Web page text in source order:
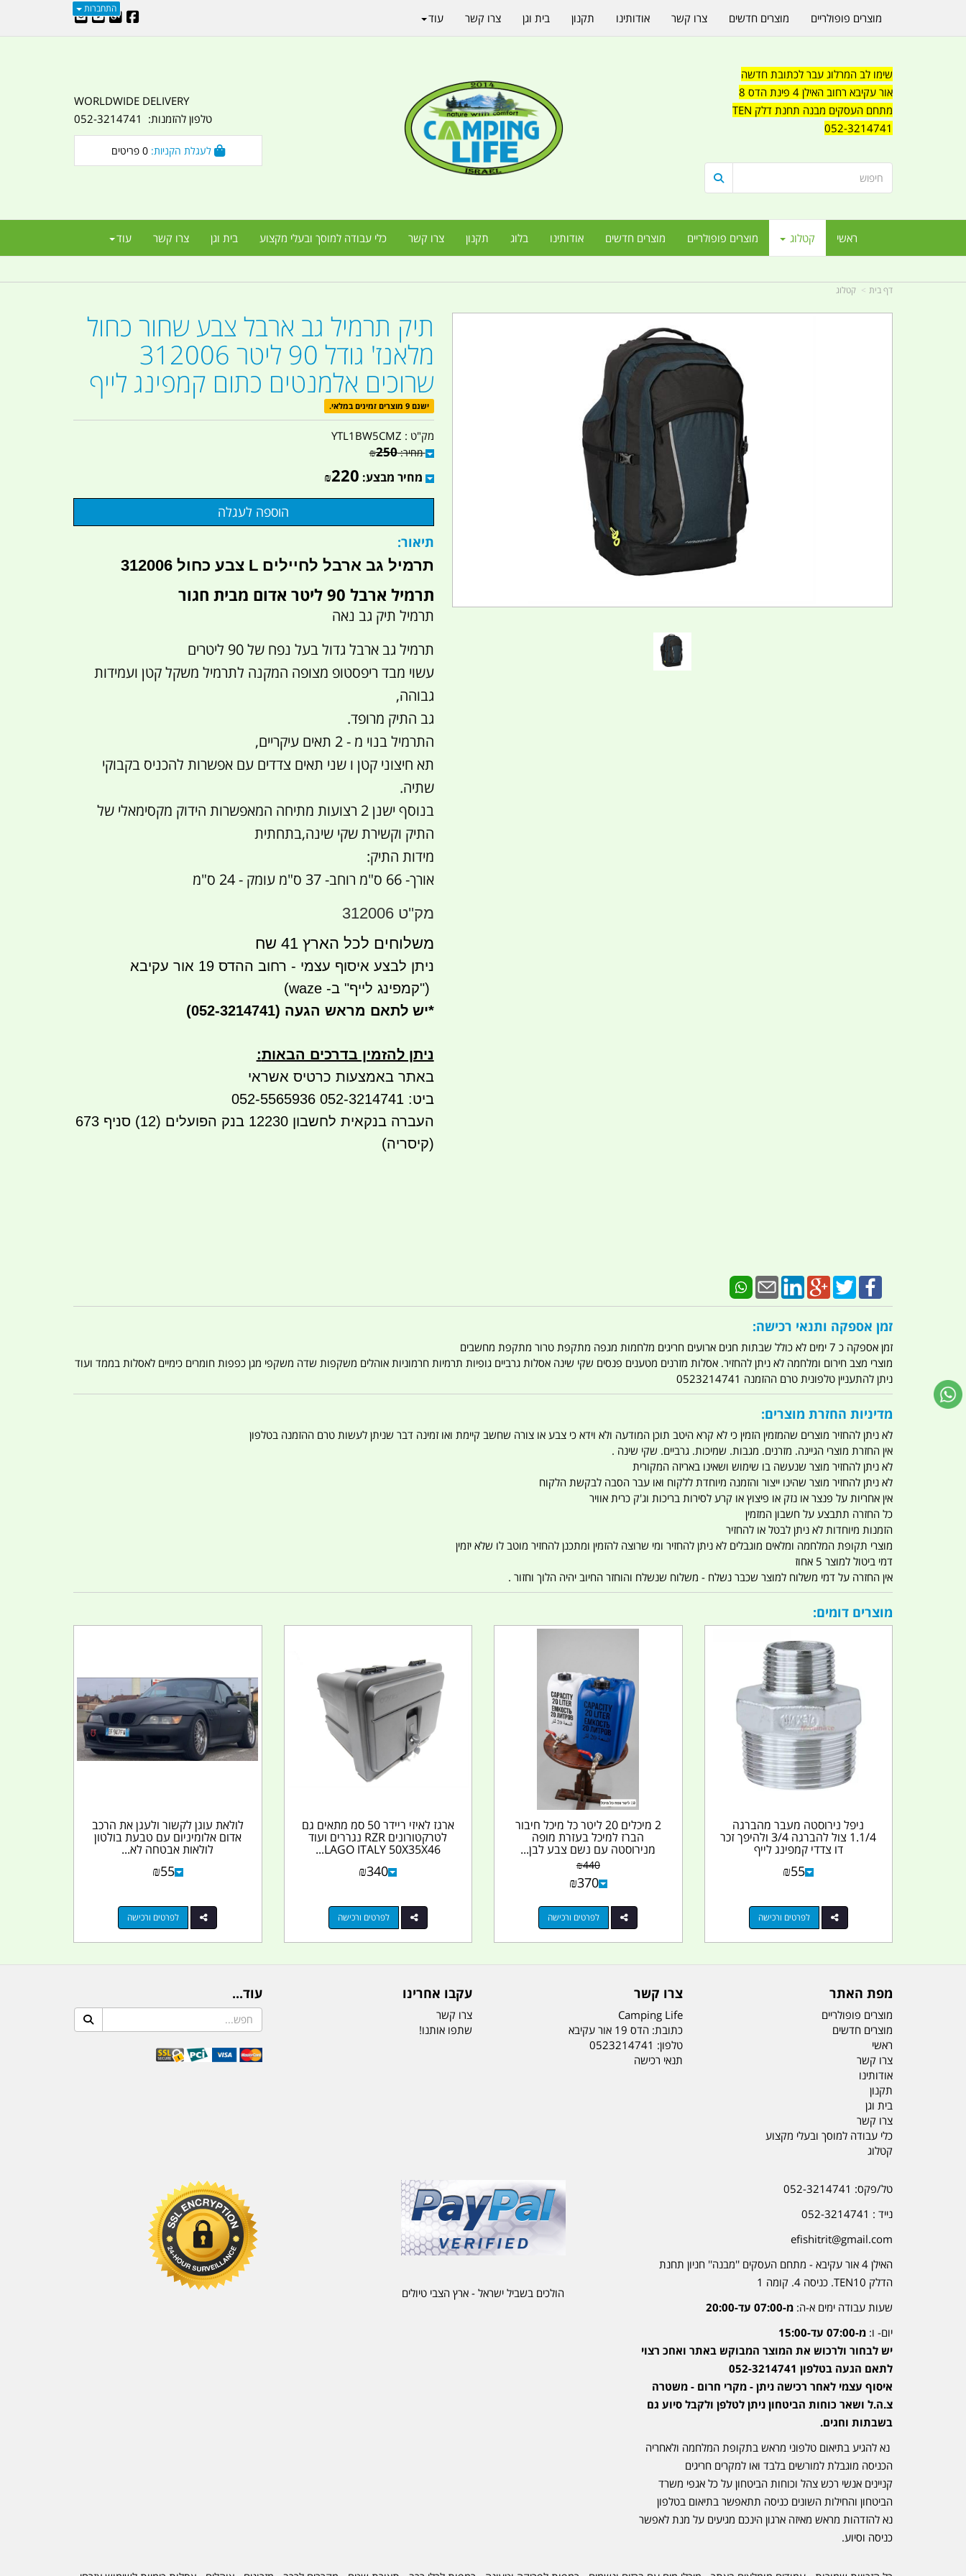
התחברות
שימו לב המרלוג עבר לכתובת חדשה
אור עקיבא רחוב האילן 4 פינת הדס 8
מתחם העסקים מבנה תחנת דלק TEN
052-3214741
WORLDWIDE DELIVERY
טלפון להזמנות: 052-3214741
0
ראשי קטלוג מוצרים פופולריים מוצרים חדשים אודותינו בלוג תקנון צרו קשר כלי עבודה למוסך ובעלי מקצוע בית וגן צרו קשר עוד
מוצרים פופולריים מוצרים חדשים צרו קשר אודותינו תקנון בית וגן צרו קשר עוד
דף בית קטלוג
תיק תרמיל גב ארבל צבע שחור כחול
מלאנז' גודל 90 ליטר 312006
שרוכים אלמנטים כתום קמפינג לייף
ישנם 9 מוצרים זמינים במלאי.
מק"ט : YTL1BW5CMZ
מחיר: ₪250
מחיר מבצע: ₪220
תיאור:
תרמיל גב ארבל לחיילים L צבע כחול 312006
תרמיל ארבל 90 ליטר אדום מבית חגור
תרמיל תיק גב נאה
תרמיל גב ארבל גדול בעל נפח של 90 ליטרים
עשוי מבד ריפסטופ מצופה המקנה לתרמיל משקל קטן ועמידות
גבוהה,
גב התיק מרופד.
התרמיל בנוי מ - 2 תאים עיקריים,
תא חיצוני קטן ו שני תאים צדדים עם אפשרות להכניס בקבוקי
שתיה.
בנוסף ישנן 2 רצועות מתיחה המאפשרות הידוק מקסימאלי של
התיק וקשירת שקי שינה,בתחתית
מידות התיק:
אורך- 66 ס"מ רוחב- 37 ס"מ עומק - 24 ס"מ
מק''ט 312006
משלוחים לכל הארץ 41 שח
ניתן לבצע איסוף עצמי - רחוב ההדס 19 אור עקיבא
")קמפינג לייף" ב- waze)
*יש לתאם מראש הגעה (052-3214741)
ניתן להזמין בדרכים הבאות:
באתר באמצעות כרטיס אשראי
ביט: 052-3214741 052-5565936
העברה בנקאית לחשבון 12230 בנק הפועלים (12) סניף 673
(קיסריה)
זמן אספקה ותנאי רכישה:
זמן אספקה כ 7 ימים לא כולל שבתות חגים ארועים חריגים מלחמות מגפה מתקפת טרור מתקפת מחשבים
מוצרי מצב חירום ומלחמה לא ניתן להחזיר. אסלות מזרנים מטענים פנסים שקי שינה אסלות גרביים גופיות תרמיות חרמוניות אוהלים משקפות שדה משקפי מגן כפפות חומרים כימיים לאסלות בממד ועוד
ניתן להתעניין טלפונית טרם ההזמנה 0523214741
מדיניות החזרת מוצרים:
לא ניתן להחזיר מוצרים שהמזמין הזמין כי לא קרא היטב תוכן המודעה ולא וידא כי צבע או צורה שחשב קיימת ואו זמינה דבר שניתן לעשות טרם ההזמנה בטלפון
אין החזרת מוצרי הגיינה. מזרנים. מגבות. שמיכות. גרביים. שקי שינה .
לא ניתן להחזיר מוצר שנעשה בו שימוש ושאינו באריזה המקורית
לא ניתן להחזיר מוצר שהינו ייצור והזמנה מיוחדת ללקוח ואו עבר הסבה לבקשת הלקוח
אין אחריות על פנצר או נזק או פיצוץ או קרע לסירות בריכות וג'ק כרית אוויר
כל החזרה תתבצע על חשבון המזמין
הזמנות מיוחדות לא ניתן לבטל או להחזיר
מוצרי תקופת המלחמה ומלאים מוגבלים לא ניתן להחזיר ומי שרוצה להזמין ומתכנן להחזיר מוטב לו שלא יזמין
דמי ביטול למוצר 5 אחוז
אין החזרה על דמי משלוח למוצר שכבר נשלח - משלוח שנשלח והוחזר החיוב יהיה הלוך וחזור .
מוצרים דומים:
ניפל נירוסטה מעבר מהברגה
1.1/4 צול להברגה 3/4 ולהיפך זכר
דו צדדי קמפינג לייף
₪55
לפרטים ורכישה
2 מיכלים 20 ליטר כל מיכל חיבור
הברז למיכל בעזרת מופה
מנירוסטה עם נשם צבע לבן...
₪440
₪370
לפרטים ורכישה
ארגז לאיזי ריידר 50 סמ מתאים גם
לטרקטורונים RZR נגררים ועוד
LAGO ITALY 50X35X46...
₪340
לפרטים ורכישה
לולאת עוגן לקשור ולעגן את הרכב
אדום אלומיניום עם טבעת בולטון
לולאות אבטחה לא...
₪55
לפרטים ורכישה
מפת האתר
מוצרים פופולריים
מוצרים חדשים
ראשי
צרו קשר
אודותינו
תקנון
בית וגן
צרו קשר
כלי עבודה למוסך ובעלי מקצוע
קטלוג
צרו קשר
Camping Life
כתובת: הדס 19 אור עקיבא
טלפון: 0523214741
תנאי רכישה
עקבו אחרינו
צרו קשר
שתפו אותנו!
עוד...
טל/פקס: 052-3214741
נייד : 052-3214741
efishitrit@gmail.com
האילן 4 אור עקיבא - מתחם העסקים ''מבנה'' חניון תחנת
הדלק TEN10. כניסה 4. קומה 1
שעות עבודה ימים א-ה: מ-07:00 עד-20:00
יום- ו: מ-07:00 עד-15:00
יש לבחור ולרכוש את המוצר המבוקש באתר ואחכ רצוי
לתאם הגעה בטלפון 052-3214741
איסוף עצמי לאחר רכישה ניתן - מקרי חרום - משטרה
צ.ה.ל ושאר כוחות הביטחון ניתן לטלפן ולקבל סיוע גם
בשבתות וחגים.
נא להגיע בתיאום טלפוני מראש בתקופת המלחמה ולאחריה
הכניסה מוגבלת למורשים בלבד ואו למקרים חריגים
קניינים אנשי רכש צהל וכוחות הביטחון על כל אגפי משרד
הביטחון והחילות השונים כניסה תתאפשר בתיאום בטלפון
נא להזדהות מראש מאיזה ארגון הינכם מגיעים על מנת לאפשר
כניסה וסיוע.
הולכים בשביל ישראל - ארץ הצבי טיולים